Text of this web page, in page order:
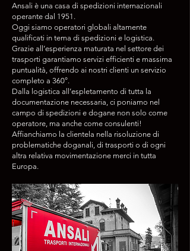
Ansali è una casa di spedizioni internazionali
operante dal 1951.
Oggi siamo operatori globali altamente
qualificati in tema di spedizioni e logistica.
Grazie all’esperienza maturata nel settore dei
trasporti garantiamo servizi efficienti e massima
puntualità, offrendo ai nostri clienti un servizio
completo a 360°.
Dalla logistica all’espletamento di tutta la
documentazione necessaria, ci poniamo nel
campo di spedizioni e dogane non solo come
operatore, ma anche come consulenti!
Affianchiamo la clientela nella risoluzione di
problematiche doganali, di trasporti o di ogni
altra relativa movimentazione merci in tutta
Europa.